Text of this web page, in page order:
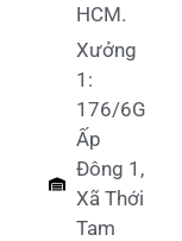
HCM.
Xưởng
1:
176/6G
Ấp
Đông 1,
Xã Thới
Tam